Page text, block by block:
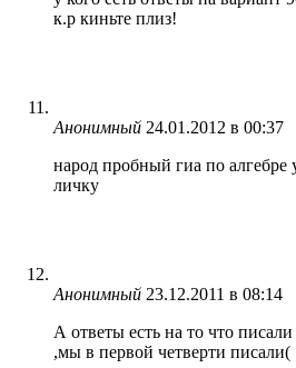
к.р киньте плиз!
Анонимный 24.01.2012 в 00:37
народ пробный гиа по алгебре
личку
Анонимный 23.12.2011 в 08:14
А ответы есть на то что
,мы в первой четверти писали(